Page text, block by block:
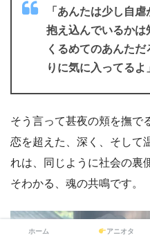
「あんたは少し自
抱え込んでいるかは
くるめてのあんた
りに気に入ってるよ
そう言って甚夜の頬を撫で
恋を超えた、深く、そして
れは、同じように社会の裏
そわかる、魂の共鳴です。
ホーム アニオタ